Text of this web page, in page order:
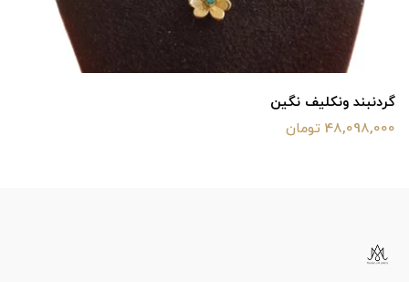
گردنبند ونکلیف نگین
48,098,000 تومان